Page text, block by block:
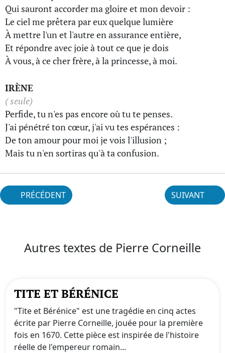
Qui sauront accorder ma gloire et mon devoir :
Le ciel me prêtera par eux quelque lumière
À mettre l'un et l'autre en assurance entière,
Et répondre avec joie à tout ce que je dois
À vous, à ce cher frère, à la princesse, à moi.
IRÈNE
( seule)
Perfide, tu n'es pas encore où tu te penses.
J'ai pénétré ton cœur, j'ai vu tes espérances :
De ton amour pour moi je vois l'illusion ;
Mais tu n'en sortiras qu'à ta confusion.
PRÉCÉDENT SUIVANT
Autres textes de Pierre Corneille
TITE ET BÉRÉNICE
"Tite et Bérénice" est une tragédie en cinq actes
écrite par Pierre Corneille, jouée pour la première
fois en 1670. Cette pièce est inspirée de l'histoire
réelle de l'empereur romain...